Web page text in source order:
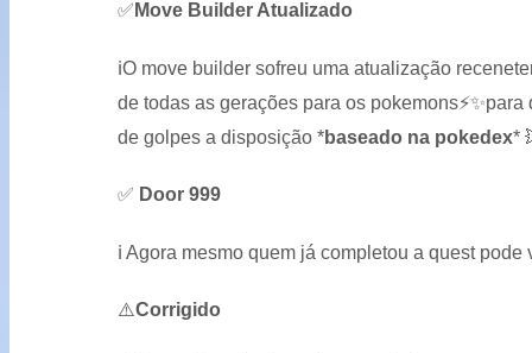
✅ Move Builder Atualizado
ℹ️O move builder sofreu uma atualização
de todas as gerações para os pokemons⚡✨para
de golpes a disposição *baseado na pokedex*
✅ Door 999
ℹ️ Agora mesmo quem já completou a quest pode
⚠️Corrigido